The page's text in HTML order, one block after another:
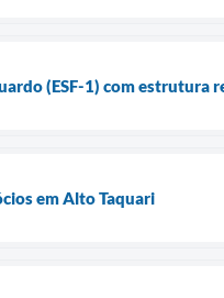
(ESF-1) com estrutura
em Alto Taquari